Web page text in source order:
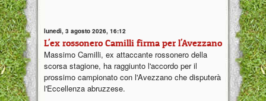
lunedì, 3 agosto 2026, 16:12
L'ex rossonero Camilli firma per l'Avezzano
Massimo Camilli, ex attaccante rossonero della
scorsa stagione, ha raggiunto l'accordo per il
prossimo campionato con l'Avezzano che disputerà
l'Eccellenza abruzzese.